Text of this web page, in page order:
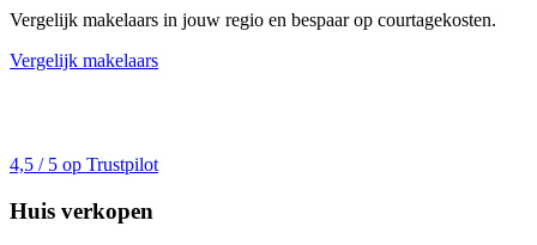
Vergelijk makelaars in jouw regio en bespaar op courtagekosten.
Vergelijk makelaars
4,5 / 5 op Trustpilot
Huis verkopen